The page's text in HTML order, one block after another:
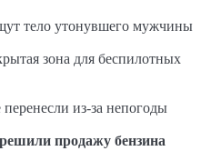
тело утонувшего мужчины
зона для беспилотных
из-за непогоды
продажу бензина